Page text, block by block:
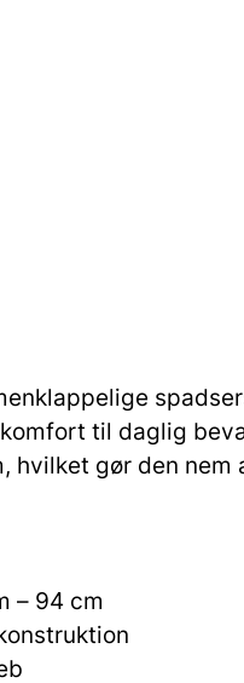
til daglig
hvilket gør den
– 94 cm